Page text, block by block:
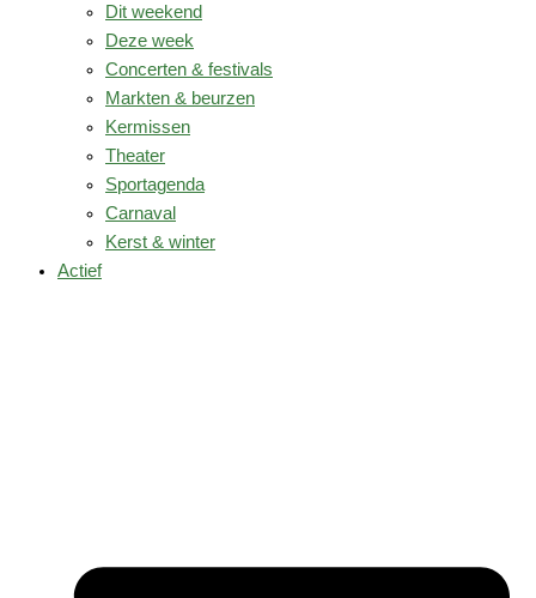
Dit weekend
Deze week
Concerten & festivals
Markten & beurzen
Kermissen
Theater
Sportagenda
Carnaval
Kerst & winter
Actief